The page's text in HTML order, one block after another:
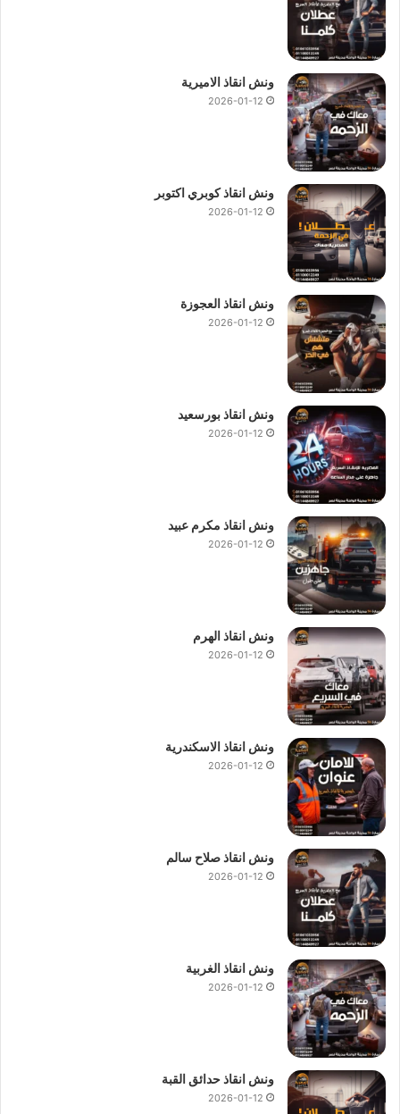
ونش انقاذ الاميرية
2026-01-12
ونش انقاذ كوبري اكتوبر
2026-01-12
ونش انقاذ العجوزة
2026-01-12
ونش انقاذ بورسعيد
2026-01-12
ونش انقاذ مكرم عبيد
2026-01-12
ونش انقاذ الهرم
2026-01-12
ونش انقاذ الاسكندرية
2026-01-12
ونش انقاذ صلاح سالم
2026-01-12
ونش انقاذ الغربية
2026-01-12
ونش انقاذ حدائق القبة
2026-01-12